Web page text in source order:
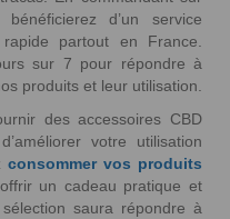
d’un service
partout en France.
sur 7 pour répondre à
produits et leur utilisation.
des accessoires CBD
votre utilisation
consommer vos produits
un cadeau pratique et
saura répondre à